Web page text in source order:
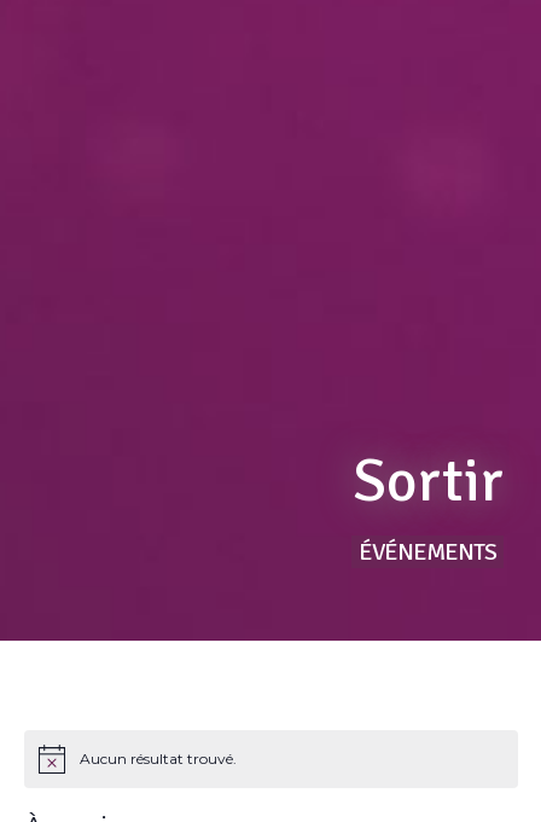
Sortir
ÉVÉNEMENTS
Aucun résultat trouvé.